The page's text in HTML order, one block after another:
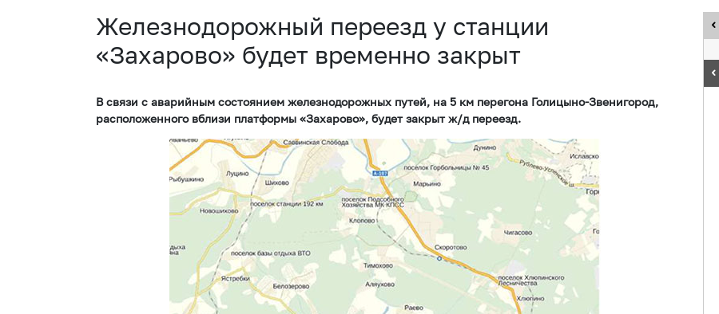
Железнодорожный переезд у станции
«Захарово» будет временно закрыт
В связи с аварийным состоянием железнодорожных путей, на 5 км перегона Голицыно-Звенигород,
расположенного вблизи платформы «Захарово», будет закрыт ж/д переезд.